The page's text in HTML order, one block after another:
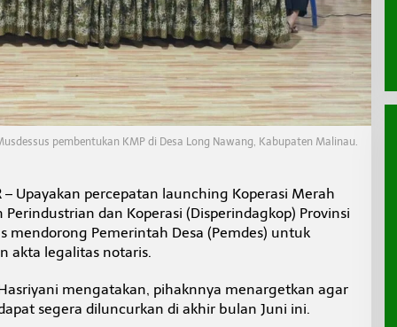
pembentukan KMP di Desa Long Nawang, Kabupaten Malinau.
– Upayakan percepatan launching Koperasi Merah
dan Koperasi (Disperindagkop) Provinsi
mendorong Pemerintah Desa (Pemdes) untuk
akta legalitas notaris.
mengatakan, pihaknnya menargetkan agar
segera diluncurkan di akhir bulan Juni ini.